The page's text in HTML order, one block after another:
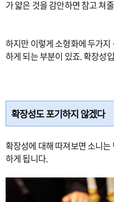
가 얇은 것을 감안하면 참고 쳐
하지만 이렇게 소형화에 두가
하게 되는 부분이 있죠. 확장성
확장성도 포기하지 않겠다
확장성에 대해 따져보면 소니
하게 됩니다.